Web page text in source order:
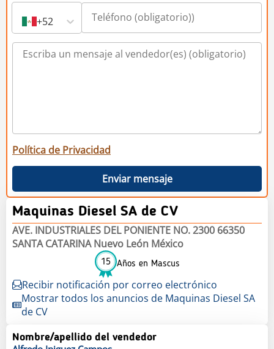
+52
Política de Privacidad
Enviar mensaje
Maquinas Diesel SA de CV
AVE. INDUSTRIALES DEL PONIENTE NO. 2300 66350
SANTA CATARINA Nuevo León México
15 Años en Mascus
Recibir notificación por correo electrónico
Mostrar todos los anuncios de Maquinas Diesel SA
de CV
Nombre/apellido del vendedor